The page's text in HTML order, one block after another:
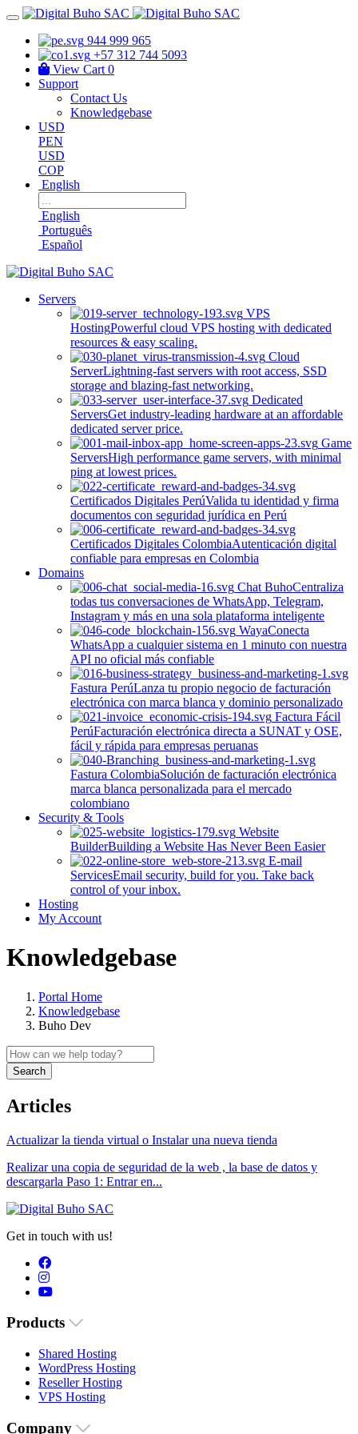
944 999 965
+57 312 744 5093
View Cart 0
Support
Contact Us
Knowledgebase
USD
PEN
USD
COP
English
English
Português
Español
Servers
VPS
HostingPowerful cloud VPS hosting with dedicated
resources & easy scaling.
Cloud
ServerLightning-fast servers with root access, SSD
storage and blazing-fast networking.
Dedicated
ServersGet industry-leading hardware at an affordable
dedicated server price.
Game
ServersHigh performance game servers, with minimal
ping at lowest prices.
Certificados Digitales PerúValida tu identidad y firma
documentos con seguridad jurídica en Perú
Certificados Digitales ColombiaAutenticación digital
confiable para empresas en Colombia
Domains
Chat BuhoCentraliza
todas tus conversaciones de WhatsApp, Telegram,
Instagram y más en una sola plataforma inteligente
WayaConecta
WhatsApp a cualquier sistema en 1 minuto con nuestra
API no oficial más confiable
Fastura PerúLanza tu propio negocio de facturación
electrónica con marca blanca y dominio personalizado
Factura Fácil
PerúFacturación electrónica directa a SUNAT y OSE,
fácil y rápida para empresas peruanas
Fastura ColombiaSolución de facturación electrónica
marca blanca personalizada para el mercado
colombiano
Security & Tools
Website
BuilderBuilding a Website Has Never Been Easier
E-mail
ServicesEmail security, build for you. Take back
control of your inbox.
Hosting
My Account
Knowledgebase
Portal Home
Knowledgebase
Buho Dev
Search
Articles
Actualizar la tienda virtual o Instalar una nueva tienda
Realizar una copia de seguridad de la web , la base de datos y
descargarla Paso 1: Entrar en...
Get in touch with us!
Products
Shared Hosting
WordPress Hosting
Reseller Hosting
VPS Hosting
Company